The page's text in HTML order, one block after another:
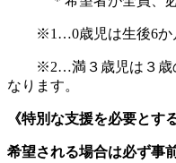
※1…0歳児は生後6か月
※2…満３歳児は３歳の
なります。
《特別な支援を必要とす
希望される場合は必ず事